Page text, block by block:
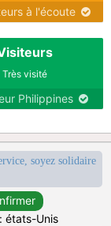
à l'écoute
Très visité
Philippines
soyez solidaire
états-Unis